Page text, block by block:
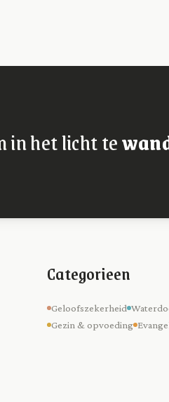
in het licht te
Categorieen
Geloofszekerheid
Gezin & opvoeding